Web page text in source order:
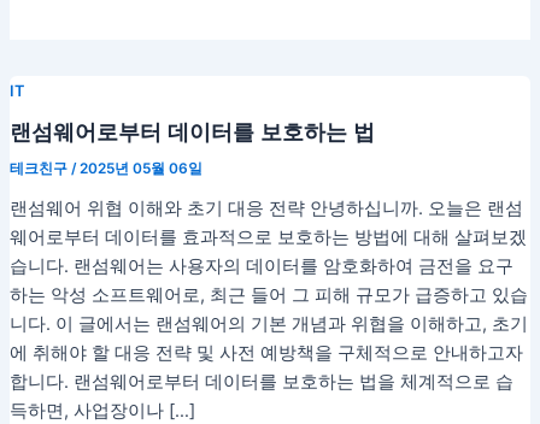
IT
랜섬웨어로부터 데이터를 보호하는 법
테크친구 /2025년 05월 06일
랜섬웨어 위협 이해와 초기 대응 전략 안녕하십니까. 오늘은 랜섬
웨어로부터 데이터를 효과적으로 보호하는 방법에 대해 살펴보겠
습니다. 랜섬웨어는 사용자의 데이터를 암호화하여 금전을 요구
하는 악성 소프트웨어로, 최근 들어 그 피해 규모가 급증하고 있습
니다. 이 글에서는 랜섬웨어의 기본 개념과 위협을 이해하고, 초기
에 취해야 할 대응 전략 및 사전 예방책을 구체적으로 안내하고자
합니다. 랜섬웨어로부터 데이터를 보호하는 법을 체계적으로 습
득하면, 사업장이나 […]